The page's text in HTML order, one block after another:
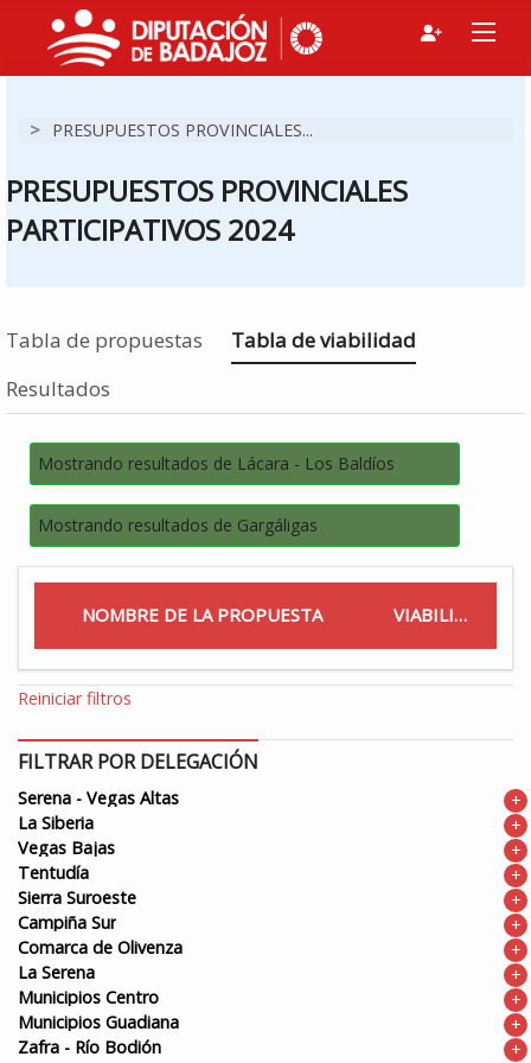
> PRESUPUESTOS PROVINCIALES...
PRESUPUESTOS PROVINCIALES
PARTICIPATIVOS 2024
Tabla de propuestas Estás en
Tabla de viabilidad
Resultados
Mostrando resultados de Lácara - Los Baldíos
Mostrando resultados de Gargáligas
NOMBRE DE LA PROPUESTA VIABILIDAD
Reiniciar filtros
FILTRAR POR DELEGACIÓN